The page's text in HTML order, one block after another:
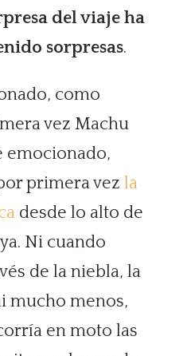
del viaje ha
sorpresas.
como
vez Machu
emocionado,
primera vez la
desde lo alto de
Ni cuando
de la niebla, la
mucho menos,
en moto las